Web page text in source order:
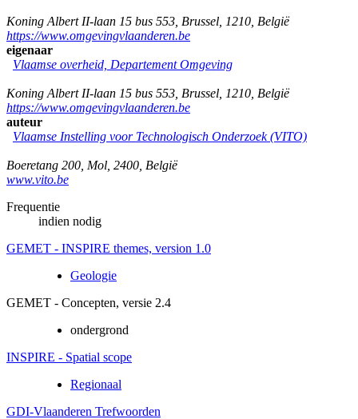
Koning Albert II-laan 15 bus 553 Brussel 1210 België
https://www.omgevingvlaanderen.be
eigenaar
Vlaamse overheid, Departement Omgeving
Koning Albert II-laan 15 bus 553 Brussel 1210 België
https://www.omgevingvlaanderen.be
auteur
Vlaamse Instelling voor Technologisch Onderzoek (VITO)
Boeretang 200 Mol 2400 België
www.vito.be
Frequentie
indien nodig
GEMET - INSPIRE themes, version 1.0
Geologie
GEMET - Concepten, versie 2.4
ondergrond
INSPIRE - Spatial scope
Regionaal
GDI-Vlaanderen Trefwoorden